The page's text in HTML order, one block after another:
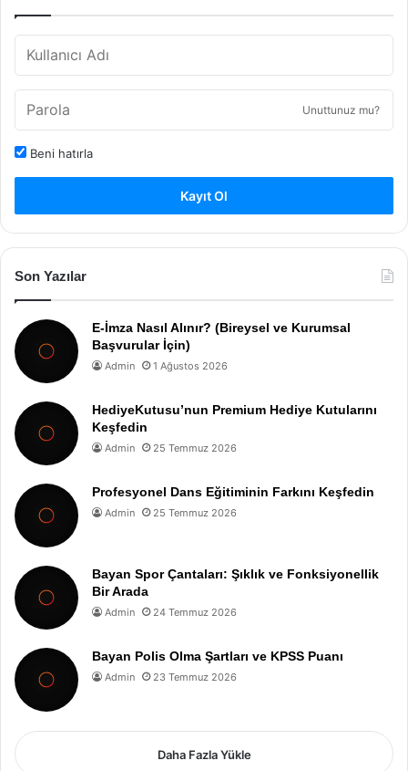
Unuttunuz mu?
Beni hatırla
Kayıt Ol
Son Yazılar
E-İmza Nasıl Alınır? (Bireysel ve Kurumsal
Başvurular İçin)
Admin 1 Ağustos 2026
HediyeKutusu’nun Premium Hediye Kutularını
Keşfedin
Admin 25 Temmuz 2026
Profesyonel Dans Eğitiminin Farkını Keşfedin
Admin 25 Temmuz 2026
Bayan Spor Çantaları: Şıklık ve Fonksiyonellik
Bir Arada
Admin 24 Temmuz 2026
Bayan Polis Olma Şartları ve KPSS Puanı
Admin 23 Temmuz 2026
Daha Fazla Yükle